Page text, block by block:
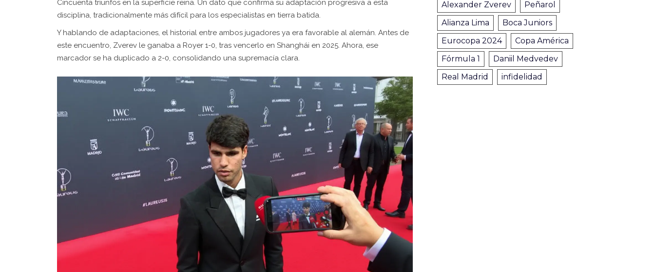
Cincuenta triunfos en la superficie reina. Un dato que confirma su adaptación progresiva a esta
disciplina, tradicionalmente más difícil para los especialistas en tierra batida.
Y hablando de adaptaciones, el historial entre ambos jugadores ya era favorable al alemán. Antes de
este encuentro, Zverev le ganaba a Royer 1-0, tras vencerlo en Shanghái en 2025. Ahora, ese
marcador se ha duplicado a 2-0, consolidando una supremacía clara.
Alexander Zverev
Peñarol
Alianza Lima
Boca Juniors
Eurocopa 2024
Copa América
Fórmula 1
Daniil Medvedev
Real Madrid
infidelidad